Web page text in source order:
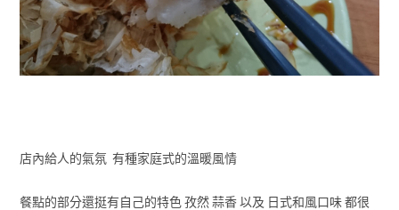
店內給人的氣氛 有種家庭式的溫暖風情
餐點的部分還挺有自己的特色 孜然 蒜香 以及 日式和風口味 都很